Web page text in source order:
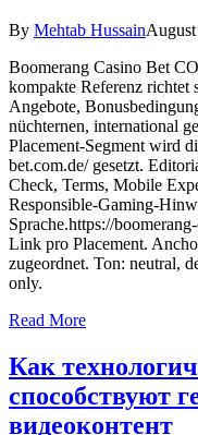
By Mehtab Hussain
Boomerang Casino Bet
kompakte Referenz richtet
Angebote,
nüchternen, international
Placement-Segment wird
bet.com.de/ gesetzt.
Check, Terms, Mobile
Responsible-Gaming-
Sprache.https://
Link pro Placement.
zugeordnet. Ton: neutral,
only.
Read More
Как
способствуют
видеоконтент